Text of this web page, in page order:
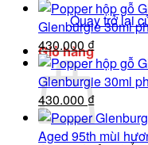
Quay trở lại
Giỏ hàng
Glenburgie 30ml
Giá
gốc
là:
490.000 ₫.
430.000₫Giá
hiện
tại
là:
430.000
Glenburgie 30ml
Giá
gốc
là:
430.000 ₫Giá
hiện
tại
Aged 95th mùi